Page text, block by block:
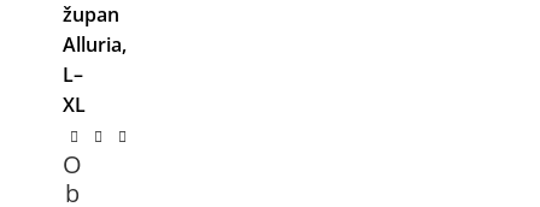
župan
Alluria,
L–
XL
O
b